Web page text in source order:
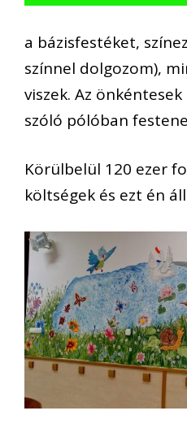
a bázisfestéket,
színnel dolgozom),
viszek. Az
szóló pólóban
Körülbelül 120 ezer
költségek és ezt én